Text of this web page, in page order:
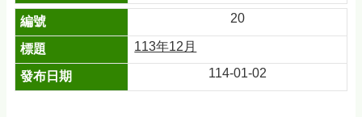
20
113年12月
114-01-02